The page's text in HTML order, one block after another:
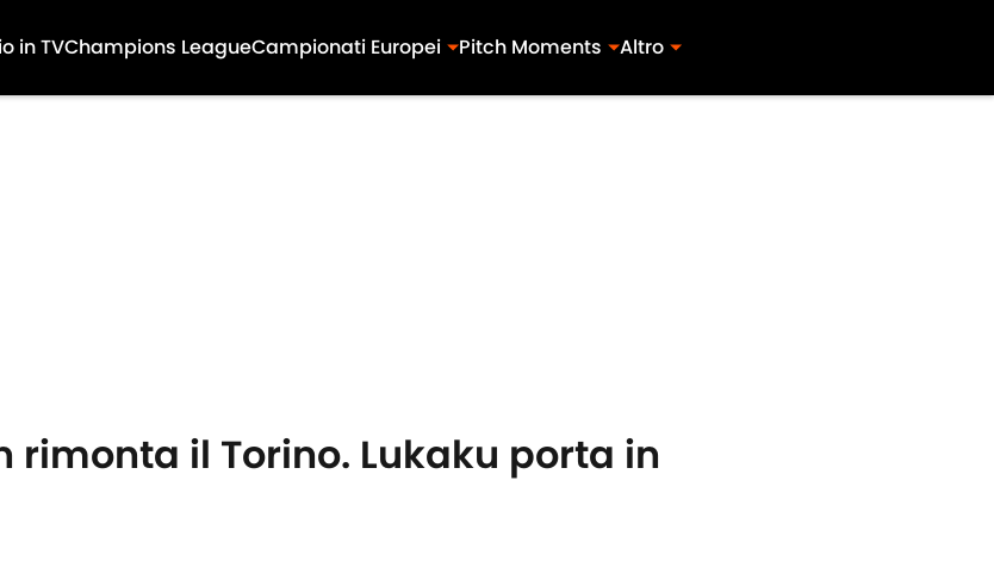
in TVChampions LeagueCampionati Europei Pitch Moments Altro
rimonta il Torino. Lukaku porta in